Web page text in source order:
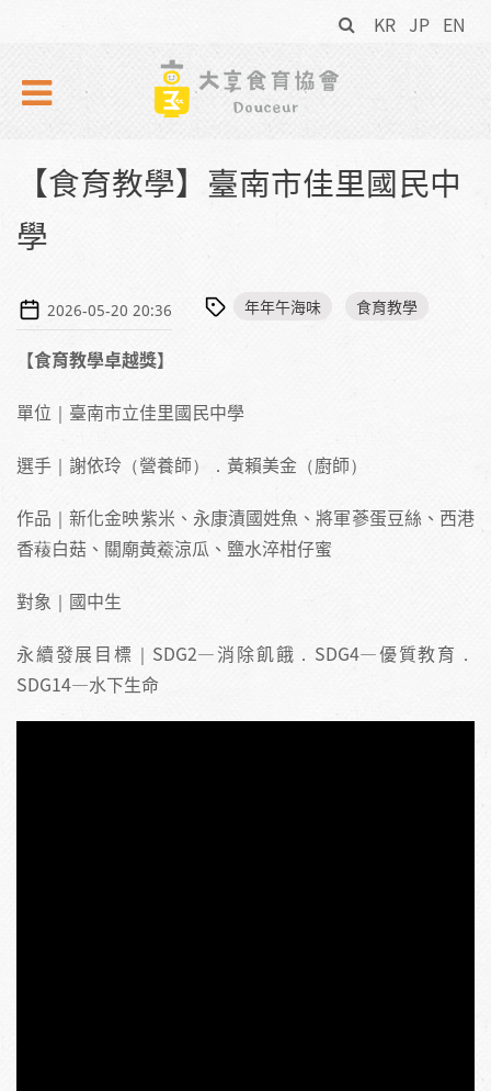
KR JP EN
搜
尋
表
【食育教學】臺南市佳里國民中
學
2026-05-20 20:36 年年午海味 食育教學
【食育教學卓越獎】
單位｜臺南市立佳里國民中學
選手｜謝依玲（營養師）．黃賴美金（廚師）
作品｜新化金映紫米、永康漬國姓魚、將軍蔘蛋豆絲、西港
香薐白菇、關廟黃鯗涼瓜、鹽水淬柑仔蜜
對象｜國中生
永續發展目標｜SDG2—消除飢餓．SDG4—優質教育．
SDG14—水下生命